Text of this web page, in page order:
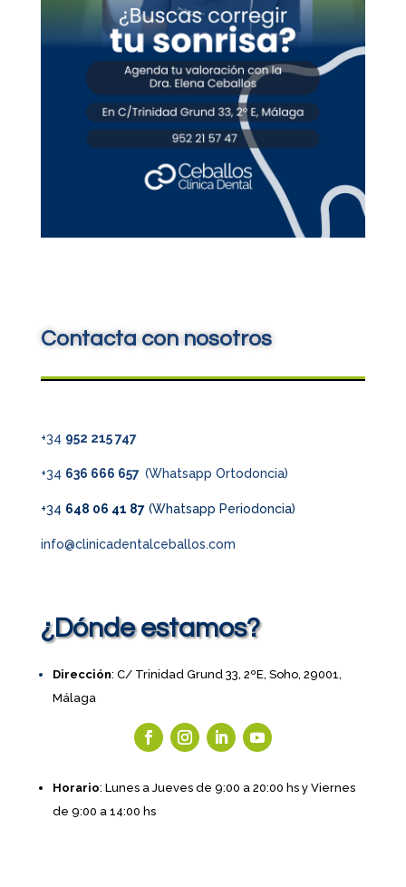
Contacta con nosotros
+34 952 215 747
+34 636 666 657 (Whatsapp Ortodoncia)
+34 648 06 41 87(Whatsapp Periodoncia)
info@clinicadentalceballos.com
¿Dónde estamos?
Dirección: C/ Trinidad Grund 33, 2ºE, Soho, 29001,
Málaga
Horario: Lunes a Jueves de 9:00 a 20:00 hs y Viernes
de 9:00 a 14:00 hs